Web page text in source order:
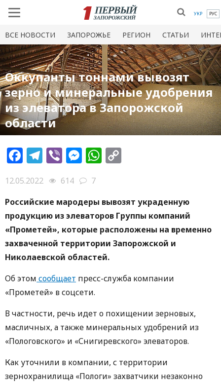
УКР РУС
ВСЕ НОВОСТИ ЗАПОРОЖЬЕ РЕГИОН СТАТЬИ
Оккупанты тоннами вывозят
зерно и минеральные удобрения
из элеватора в Запорожской
области
Facebook
Telegram
ViberMessenger
WhatsApp
12.05.2022 614
7
Российские мародеры вывозят украденную
продукцию из элеваторов Группы компаний
«Прометей», которые расположены на временно
захваченной территории Запорожской и
Николаевской областей.
Об этом сообщает пресс-служба компании
«Прометей» в соцсети.
В частности, речь идет о похищении зерновых,
масличных, а также минеральных удобрений из
«Пологовского» и «Снигиревского» элеваторов.
Как уточнили в компании, с территории
зернохранилища «Пологи» захватчики незаконно